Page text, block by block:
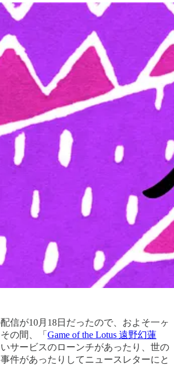
信が10月18日だったので、およそ一ヶ
の間、「 Game of the Lotus 遠野幻蓮
サービスのローンチがあったり、世の
件があったりしてニュースレターにと